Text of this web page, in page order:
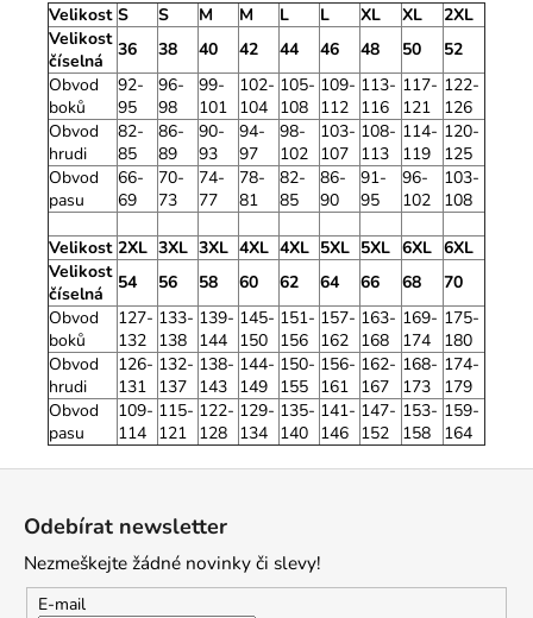
Velikost S S M M L L XL XL
2XL
Velikost
číselná
36 38 40 42 44 46 48 50
52
Obvod
boků
92-
95
96-
98
99-
101
102-
104
105-
108
109-
112
113-
116
117-
121
122-
126
Obvod
hrudi
82-
85
86-
89
90-
93
94-
97
98-
102
103-
107
108-
113
114-
119
120-
125
Obvod
pasu
66-
69
70-
73
74-
77
78-
81
82-
85
86-
90
91-
95
96-
102
103-
108
Velikost 2XL 3XL 3XL 4XL 4XL 5XL 5XL 6XL 6XL
Velikost
číselná
54 56 58 60 62 64 66 68
70
Obvod
boků
127-
132
133-
138
139-
144
145-
150
151-
156
157-
162
163-
168
169-
174
175-
180
Obvod
hrudi
126-
131
132-
137
138-
143
144-
149
150-
155
156-
161
162-
167
168-
173
174-
179
Obvod
pasu
109-
114
115-
121
122-
128
129-
134
135-
140
141-
146
147-
152
153-
158
159-
164
Odebírat newsletter
Nezmeškejte žádné novinky či slevy!
E-mail